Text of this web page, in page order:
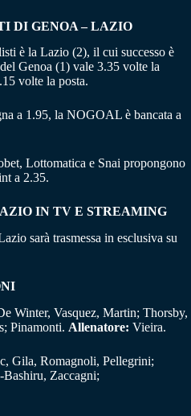
DI GENOA – LAZIO
è la Lazio (2), il cui successo è
Genoa (1) vale 3.35 volte la
volte la posta.
a 1.95, la NOGOAL è bancata a
Lottomatica e Snai propongono
a 2.35.
IN TV E STREAMING
sarà trasmessa in esclusiva su
Winter, Vasquez, Martin; Thorsby,
Pinamonti. Allenatore: Vieira.
Gila, Romagnoli, Pellegrini;
Zaccagni;